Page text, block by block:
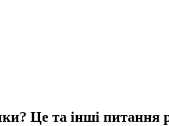
Це та інші питання